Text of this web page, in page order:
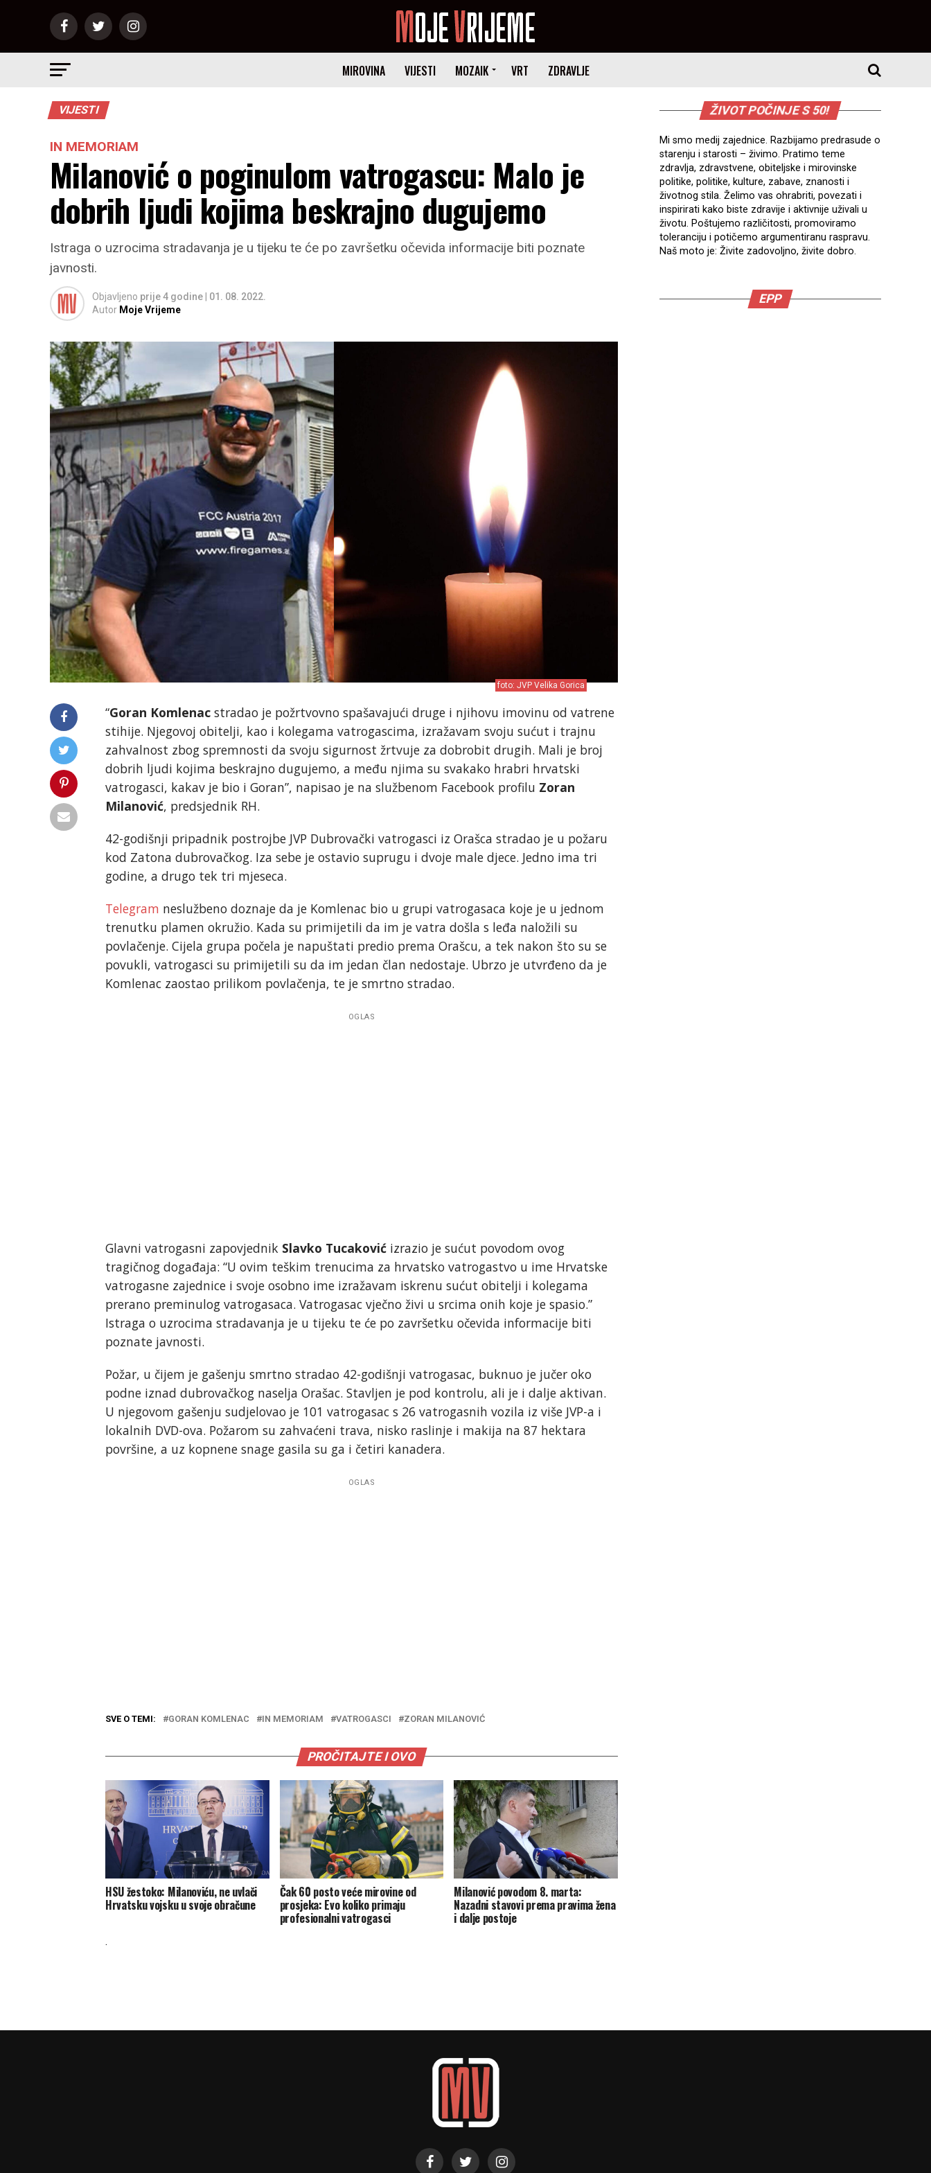
MIROVINA VIJESTI MOZAIK VRT ZDRAVLJE
VIJESTI
IN MEMORIAM
Milanović o poginulom vatrogascu: Malo je
dobrih ljudi kojima beskrajno dugujemo
Istraga o uzrocima stradavanja je u tijeku te će po završetku očevida informacije biti poznate
javnosti.
Objavljeno prije 4 godine
01. 08. 2022.
Autor Moje Vrijeme
foto: JVP Velika Gorica
“Goran Komlenac stradao je požrtvovno spašavajući druge i njihovu imovinu od vatrene
stihije. Njegovoj obitelji, kao i kolegama vatrogascima, izražavam svoju sućut i trajnu
zahvalnost zbog spremnosti da svoju sigurnost žrtvuje za dobrobit drugih. Mali je broj
dobrih ljudi kojima beskrajno dugujemo, a među njima su svakako hrabri hrvatski
vatrogasci, kakav je bio i Goran”, napisao je na službenom Facebook profilu Zoran
Milanović, predsjednik RH.
42-godišnji pripadnik postrojbe JVP Dubrovački vatrogasci iz Orašca stradao je u požaru
kod Zatona dubrovačkog. Iza sebe je ostavio suprugu i dvoje male djece. Jedno ima tri
godine, a drugo tek tri mjeseca.
Telegram neslužbeno doznaje da je Komlenac bio u grupi vatrogasaca koje je u jednom
trenutku plamen okružio. Kada su primijetili da im je vatra došla s leđa naložili su
povlačenje. Cijela grupa počela je napuštati predio prema Orašcu, a tek nakon što su se
povukli, vatrogasci su primijetili su da im jedan član nedostaje. Ubrzo je utvrđeno da je
Komlenac zaostao prilikom povlačenja, te je smrtno stradao.
OGLAS
Glavni vatrogasni zapovjednik Slavko Tucaković izrazio je sućut povodom ovog
tragičnog događaja: “U ovim teškim trenucima za hrvatsko vatrogastvo u ime Hrvatske
vatrogasne zajednice i svoje osobno ime izražavam iskrenu sućut obitelji i kolegama
prerano preminulog vatrogasaca. Vatrogasac vječno živi u srcima onih koje je spasio.”
Istraga o uzrocima stradavanja je u tijeku te će po završetku očevida informacije biti
poznate javnosti.
Požar, u čijem je gašenju smrtno stradao 42-godišnji vatrogasac, buknuo je jučer oko
podne iznad dubrovačkog naselja Orašac. Stavljen je pod kontrolu, ali je i dalje aktivan.
U njegovom gašenju sudjelovao je 101 vatrogasac s 26 vatrogasnih vozila iz više JVP-a i
lokalnih DVD-ova. Požarom su zahvaćeni trava, nisko raslinje i makija na 87 hektara
površine, a uz kopnene snage gasila su ga i četiri kanadera.
OGLAS
SVE O TEMI: GORAN KOMLENAC IN MEMORIAM VATROGASCI ZORAN MILANOVIĆ
PROČITAJTE I OVO
HSU žestoko: Milanoviću, ne uvlači
Hrvatsku vojsku u svoje obračune
Čak 60 posto veće mirovine od
prosjeka: Evo koliko primaju
profesionalni vatrogasci
Milanović povodom 8. marta:
Nazadni stavovi prema pravima žena
i dalje postoje
.
ŽIVOT POČINJE S 50!
Mi smo medij zajednice. Razbijamo predrasude o
starenju i starosti – živimo. Pratimo teme
zdravlja, zdravstvene, obiteljske i mirovinske
politike, politike, kulture, zabave, znanosti i
životnog stila. Želimo vas ohrabriti, povezati i
inspirirati kako biste zdravije i aktivnije uživali u
životu. Poštujemo različitosti, promoviramo
toleranciju i potičemo argumentiranu raspravu.
Naš moto je: Živite zadovoljno, živite dobro.
EPP